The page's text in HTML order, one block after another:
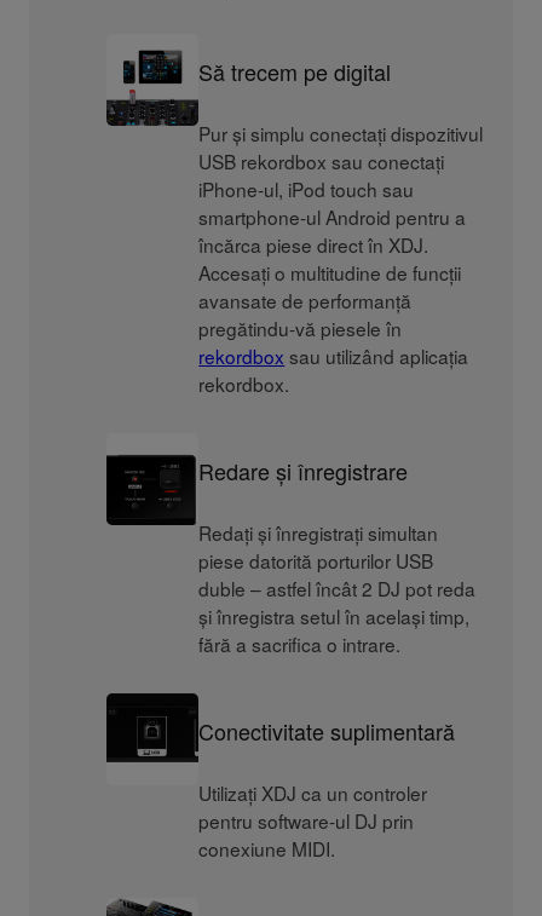
Să trecem pe digital
Pur și simplu conectați dispozitivul
USB rekordbox sau conectați
iPhone-ul, iPod touch sau
smartphone-ul Android pentru a
încărca piese direct în XDJ.
Accesați o multitudine de funcții
avansate de performanță
pregătindu-vă piesele în
rekordbox sau utilizând aplicația
rekordbox.
Redare și înregistrare
Redați și înregistrați simultan
piese datorită porturilor USB
duble – astfel încât 2 DJ pot reda
și înregistra setul în același timp,
fără a sacrifica o intrare.
Conectivitate suplimentară
Utilizați XDJ ca un controler
pentru software-ul DJ prin
conexiune MIDI.